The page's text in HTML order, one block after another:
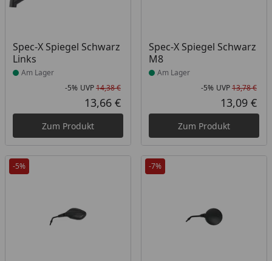
Spec-X Spiegel Schwarz
Links
Produkt am Lager
Am Lager
Rabatt in Prozent
-5%
Ursprünglicher Preis
UVP14,38 €
Aktueller Preis
13,66 €
Zum Produkt
Spec-X Spiegel Schwarz
M8
Produkt am Lager
Am Lager
-5% UVP13,78 €
13,09 €
Zum Produkt
-5% -7%